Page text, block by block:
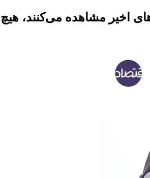
اخیر مشاهده می‌کنند،